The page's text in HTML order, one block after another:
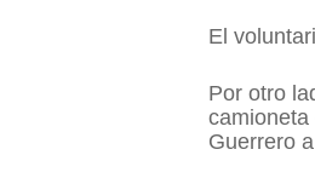
El
Por otro
Guerrero